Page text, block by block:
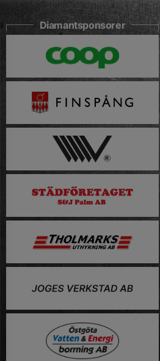
Diamantsponsorer